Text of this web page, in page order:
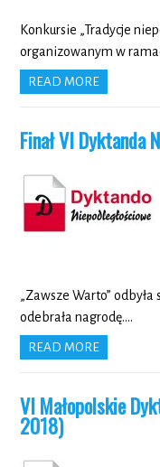
Konkursie „Tradycje
organizowanym w
READ MORE
Finał VI Dyktanda
„Zawsze Warto”
odebrała nagrodę….
READ MORE
VI Małopolskie
2018)